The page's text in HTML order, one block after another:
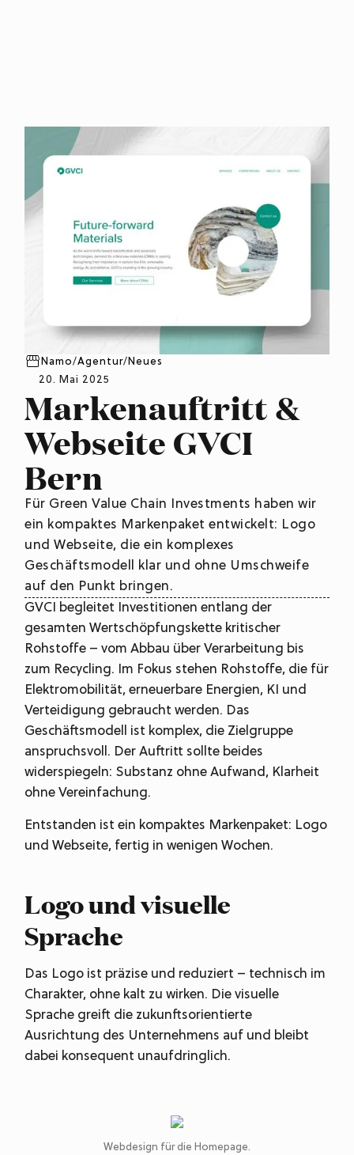
Namo/Agentur/ Neues
20. Mai 2025
Markenauftritt &
Webseite GVCI
Bern
Für Green Value Chain Investments haben wir
ein kompaktes Markenpaket entwickelt: Logo
und Webseite, die ein komplexes
Geschäftsmodell klar und ohne Umschweife
auf den Punkt bringen.
GVCI begleitet Investitionen entlang der
gesamten Wertschöpfungskette kritischer
Rohstoffe – vom Abbau über Verarbeitung bis
zum Recycling. Im Fokus stehen Rohstoffe, die für
Elektromobilität, erneuerbare Energien, KI und
Verteidigung gebraucht werden. Das
Geschäftsmodell ist komplex, die Zielgruppe
anspruchsvoll. Der Auftritt sollte beides
widerspiegeln: Substanz ohne Aufwand, Klarheit
ohne Vereinfachung.
Entstanden ist ein kompaktes Markenpaket: Logo
und Webseite, fertig in wenigen Wochen.
Logo und visuelle
Sprache
Das Logo ist präzise und reduziert – technisch im
Charakter, ohne kalt zu wirken. Die visuelle
Sprache greift die zukunftsorientierte
Ausrichtung des Unternehmens auf und bleibt
dabei konsequent unaufdringlich.
Webdesign für die Homepage.